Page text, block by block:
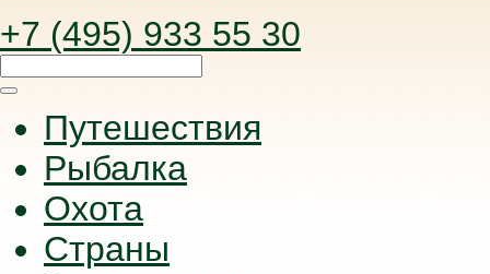
+7 (495) 933 55 30
Путешествия
Рыбалка
Охота
Страны